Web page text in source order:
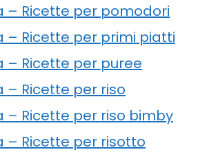
– Ricette per pomodori
– Ricette per primi piatti
– Ricette per puree
– Ricette per riso
– Ricette per riso bimby
– Ricette per risotto